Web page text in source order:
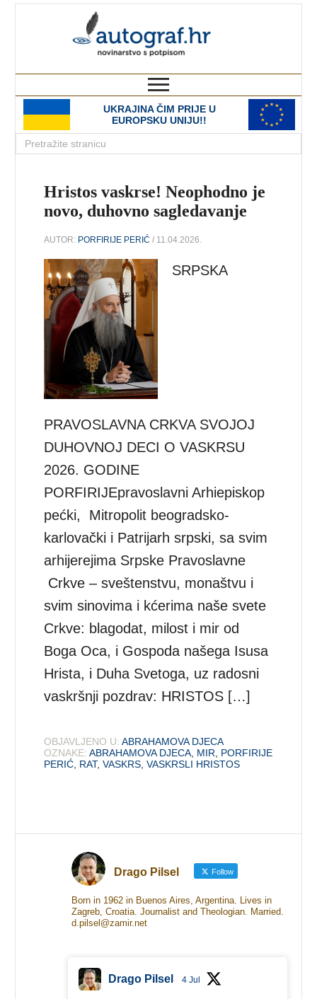
UKRAJINA ČIM PRIJE U
EUROPSKU UNIJU!!
Hristos vaskrse! Neophodno je
novo, duhovno sagledavanje
AUTOR: PORFIRIJE PERIĆ / 11.04.2026.
SRPSKA
PRAVOSLAVNA CRKVA SVOJOJ
DUHOVNOJ DECI O VASKRSU
2026. GODINE
PORFIRIJEpravoslavni Arhiepiskop
pećki, Mitropolit beogradsko-
karlovački i Patrijarh srpski, sa svim
arhijerejima Srpske Pravoslavne
Crkve – sveštenstvu, monaštvu i
svim sinovima i kćerima naše svete
Crkve: blagodat, milost i mir od
Boga Oca, i Gospoda našega Isusa
Hrista, i Duha Svetoga, uz radosni
vaskršnji pozdrav: HRISTOS […]
OBJAVLJENO U: ABRAHAMOVA DJECA
OZNAKE: ABRAHAMOVA DJECA MIR
PORFIRIJE
PERIĆ RAT,VASKRS ,VASKRSLI HRISTOS
Drago Pilsel Follow
Born in 1962 in Buenos Aires, Argentina. Lives in
Zagreb, Croatia. Journalist and Theologian. Married.
d.pilsel@zamir.net
Drago Pilsel 4 Jul